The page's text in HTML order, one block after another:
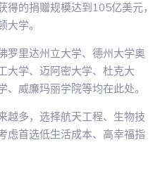
的捐赠规模达到105亿美元，
学。
罗里达州立大学、德州大学奥
大学、迈阿密大学、杜克大
威廉玛丽学院等均在此处。
越多，选择航天工程、生物技
虑首选低生活成本、高幸福指